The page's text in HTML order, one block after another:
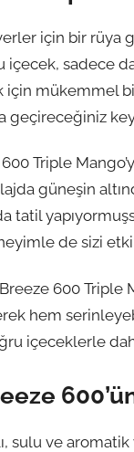
için bir rüya
sadece
için mükemmel
geçireceğiniz
Triple
güneşin
de sizi
600 Triple
hem
içeceklerle
ve